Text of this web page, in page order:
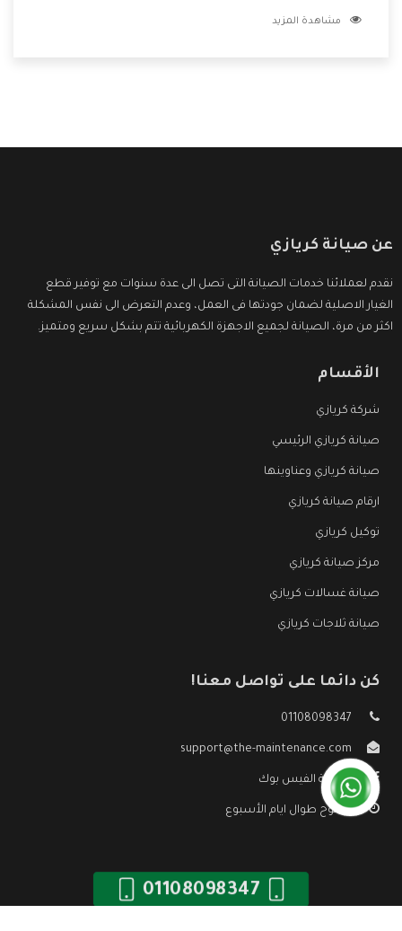
الشركة بها والتى تكون منها خدمة الصيانة التى تكون من أهم
مشاهدة المزيد
عن صيانة كريازي
نقدم لعملائنا خدمات الصيانة التى تصل الى عدة سنوات مع توفير قطع
الغيار الاصلية لضمان جودتها فى العمل، وعدم التعرض الى نفس المشكلة
اكثر من مرة، الصيانة لجميع الاجهزة الكهربائية تتم بشكل سريع ومتميز.
الأقسام
شركة كريازي
صيانة كريازي الرئيسي
صيانة كريازي وعناوينها
ارقام صيانة كريازي
توكيل كريازي
مركز صيانة كريازي
صيانة غسالات كريازي
صيانة ثلاجات كريازي
كن دائما على تواصل معنا!
01108098347
support@the-maintenance.com
صفحة الفيس بوك
مفتوح طوال ايام الأسبوع
01108098347